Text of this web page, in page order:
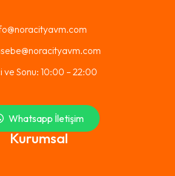
ve Sonu: 10:00 – 22:00
Whatsapp İletişim
Kurumsal